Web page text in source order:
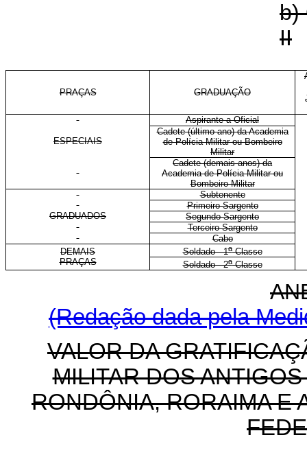
b)
II
PRAÇAS GRADUAÇÃO
Aspirante a Oficial
ESPECIAIS
Cadete (último ano) da Academia
de Polícia Militar ou Bombeiro
Militar
Cadete (demais anos) da
Academia de Polícia Militar ou
Bombeiro Militar
Subtenente
Primeiro-Sargento
GRADUADOS
Segundo-Sargento
Terceiro-Sargento
Cabo
DEMAIS
Soldado - 1aClasse
PRAÇAS
Soldado - 2aClasse
(Redação dada pela
VALOR DA
MILITAR DOS
RONDÔNIA, RORAIMA E